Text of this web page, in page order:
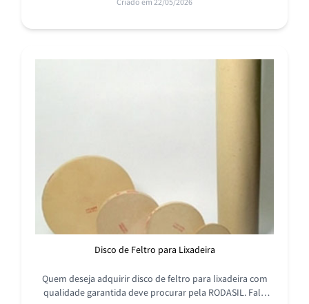
Disco de Feltro para Lixadeira
Quem deseja adquirir disco de feltro para lixadeira com
qualidade garantida deve procurar pela RODASIL. Fale